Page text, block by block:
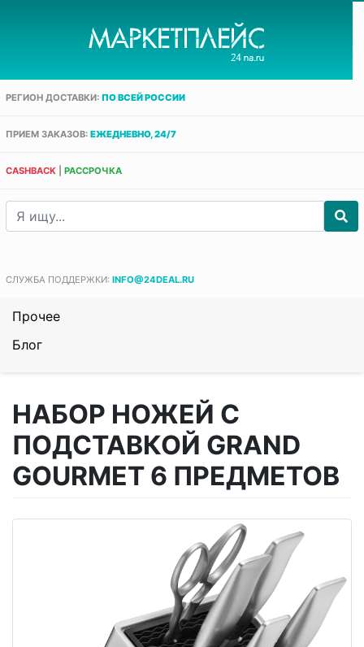
РЕГИОН ДОСТАВКИ: ПО ВСЕЙ РОССИИ
ПРИЕМ ЗАКАЗОВ: ЕЖЕДНЕВНО, 24/7
CASHBACK РАССРОЧКА
СЛУЖБА ПОДДЕРЖКИ: INFO@24DEAL.RU
Прочее
Блог
НАБОР НОЖЕЙ С
ПОДСТАВКОЙ GRAND
GOURMET 6 ПРЕДМЕТОВ